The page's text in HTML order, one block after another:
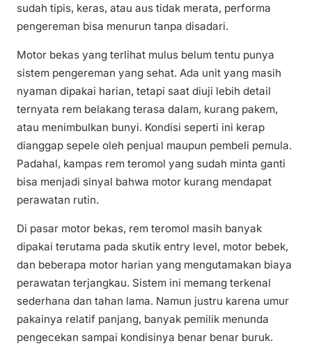
sudah tipis, keras, atau aus tidak merata, performa
pengereman bisa menurun tanpa disadari.
Motor bekas yang terlihat mulus belum tentu punya
sistem pengereman yang sehat. Ada unit yang masih
nyaman dipakai harian, tetapi saat diuji lebih detail
ternyata rem belakang terasa dalam, kurang pakem,
atau menimbulkan bunyi. Kondisi seperti ini kerap
dianggap sepele oleh penjual maupun pembeli pemula.
Padahal, kampas rem teromol yang sudah minta ganti
bisa menjadi sinyal bahwa motor kurang mendapat
perawatan rutin.
Di pasar motor bekas, rem teromol masih banyak
dipakai terutama pada skutik entry level, motor bebek,
dan beberapa motor harian yang mengutamakan biaya
perawatan terjangkau. Sistem ini memang terkenal
sederhana dan tahan lama. Namun justru karena umur
pakainya relatif panjang, banyak pemilik menunda
pengecekan sampai kondisinya benar benar buruk.